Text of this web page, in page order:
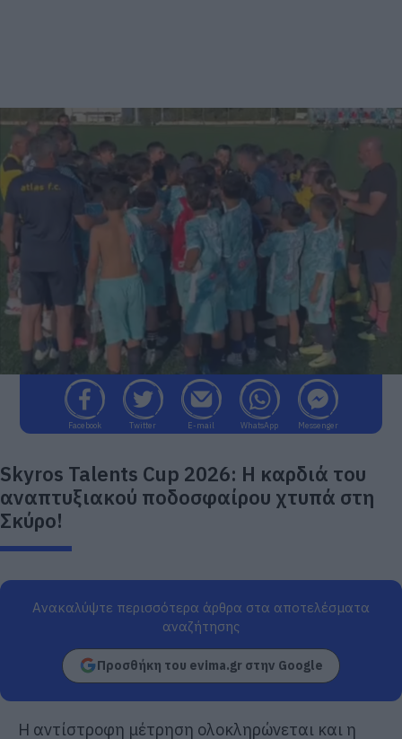
Facebook Twitter E-mail WhatsApp Messenger
Skyros Talents Cup 2026: Η καρδιά του
αναπτυξιακού ποδοσφαίρου χτυπά στη
Σκύρο!
Ανακαλύψτε περισσότερα άρθρα στα αποτελέσματα
αναζήτησης
Προσθήκη του evima.gr στην Google
Η αντίστροφη μέτρηση ολοκληρώνεται και η